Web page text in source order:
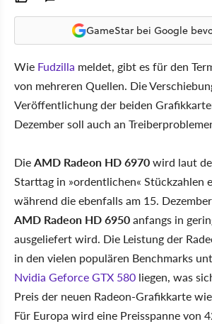
GameStar bei Google
Wie Fudzilla meldet, gibt es für den
von mehreren Quellen. Die
Veröffentlichung der beiden
Dezember soll auch an
DieAMD Radeon HD 6970wird laut
Starttag in »ordentlichen« Stückzahlen
während die ebenfalls am 15.
AMD Radeon HD 6950anfangs in
ausgeliefert wird. Die Leistung der
in den vielen populären Benchmarks
Nvidia Geforce GTX 580 liegen, was
Preis der neuen Radeon-Grafikkarte
Für Europa wird eine Preisspanne von